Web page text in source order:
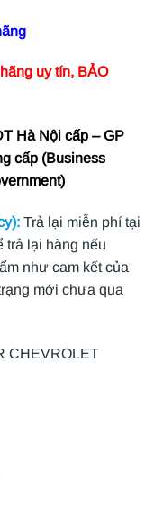
uy tín, BẢO
Hà Nội cấp – GP
cấp (Business
Trả lại miễn phí tại
trả lại hàng nếu
như cam kết của
mới chưa qua
CHEVROLET